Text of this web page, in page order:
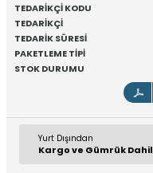
TEDARİKÇİ KODU
TEDARİKÇİ
TEDARİK SÜRESİ
PAKETLEME TİPİ
STOK DURUMU
Yurt Dışından
Kargo ve Gümrük Dahil